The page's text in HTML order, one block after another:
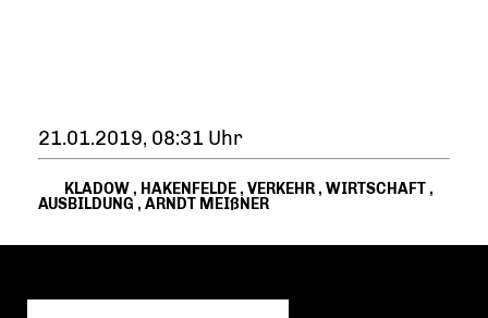
21.01.2019, 08:31 Uhr
KLADOW, HAKENFELDE, VERKEHR, WIRTSCHAFT,
AUSBILDUNG , ARNDT MEIßNER